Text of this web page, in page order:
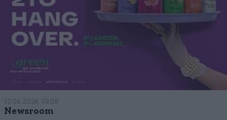
12·06·2026 10:08
Newsroom